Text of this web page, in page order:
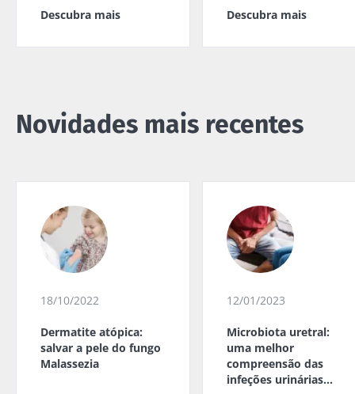
Descubra mais Descubra mais
Novidades mais recentes
18/10/2022
Dermatite atópica:
salvar a pele do fungo
Malassezia
12/01/2023
Microbiota uretral:
uma melhor
compreensão das
infeções urinárias